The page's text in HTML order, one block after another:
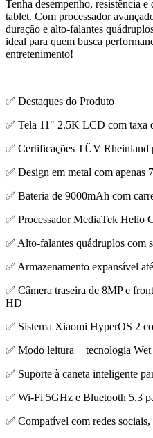
Tenha desempenho, resistência
tablet. Com processador
duração e alto-falantes
ideal para quem busca
entretenimento!
✅ Destaques do Produto
✅ Tela 11" 2.5K LCD com taxa
✅ Certificações TÜV Rheinland
✅ Design em metal com apenas
✅ Bateria de 9000mAh com
✅ Processador MediaTek Helio
✅ Alto-falantes quádruplos com
✅ Armazenamento expansível
✅ Câmera traseira de 8MP e
HD
✅ Sistema Xiaomi HyperOS 2
✅ Modo leitura + tecnologia
✅ Suporte à caneta inteligente
✅ Wi-Fi 5GHz e Bluetooth 5.3
✅ Compatível com redes